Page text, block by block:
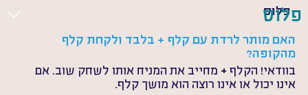
פלוס
פלוס
האם מותר לרדת עם קלף + בלבד ולקחת קלף
מהקופה?
בוודאי! הקלף + מחייב את המניח אותו לשחק שוב. אם
אינו יכול או אינו רוצה הוא מושך קלף.